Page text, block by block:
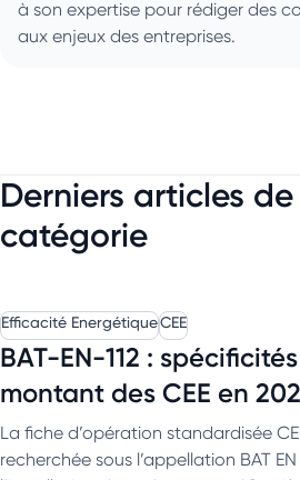
à son expertise pour rédiger des
aux enjeux des entreprises.
Derniers articles
catégorie
Efficacité EnergétiqueCEE
BAT-EN-112 :
montant des CEE en
La fiche d’opération standardisée
recherchée sous l’appellation BAT EN